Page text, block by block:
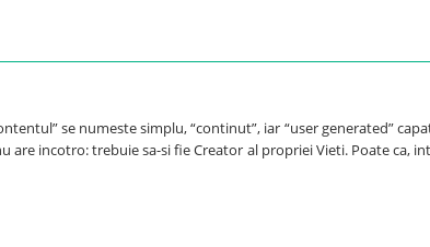
se numeste simplu, “continut”, iar “user generated”
are incotro: trebuie sa-si fie Creator al propriei Vieti. Poate ca,